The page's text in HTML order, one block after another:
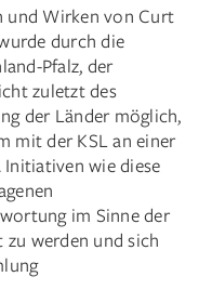
und Wirken von Curt
durch die
Pfalz, der
zuletzt des
der Länder möglich,
mit der KSL an einer
wie diese
im Sinne der
werden und sich